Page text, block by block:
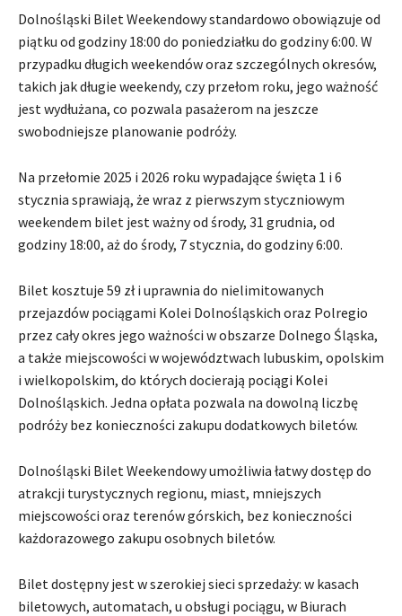
Dolnośląski Bilet Weekendowy standardowo obowiązuje od
piątku od godziny 18:00 do poniedziałku do godziny 6:00. W
przypadku długich weekendów oraz szczególnych okresów,
takich jak długie weekendy, czy przełom roku, jego ważność
jest wydłużana, co pozwala pasażerom na jeszcze
swobodniejsze planowanie podróży.
Na przełomie 2025 i 2026 roku wypadające święta 1 i 6
stycznia sprawiają, że wraz z pierwszym styczniowym
weekendem bilet jest ważny od środy, 31 grudnia, od
godziny 18:00, aż do środy, 7 stycznia, do godziny 6:00.
Bilet kosztuje 59 zł i uprawnia do nielimitowanych
przejazdów pociągami Kolei Dolnośląskich oraz Polregio
przez cały okres jego ważności w obszarze Dolnego Śląska,
a także miejscowości w województwach lubuskim, opolskim
i wielkopolskim, do których docierają pociągi Kolei
Dolnośląskich. Jedna opłata pozwala na dowolną liczbę
podróży bez konieczności zakupu dodatkowych biletów.
Dolnośląski Bilet Weekendowy umożliwia łatwy dostęp do
atrakcji turystycznych regionu, miast, mniejszych
miejscowości oraz terenów górskich, bez konieczności
każdorazowego zakupu osobnych biletów.
Bilet dostępny jest w szerokiej sieci sprzedaży: w kasach
biletowych, automatach, u obsługi pociągu, w Biurach